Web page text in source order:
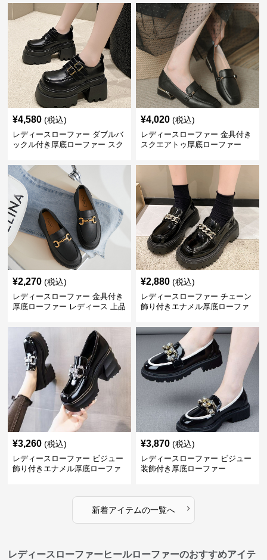
¥4,580 (税込)
レディースローファー ダブルバ
ックル付き厚底ローファー スク
¥4,020 (税込)
レディースローファー 金具付き
スクエアトゥ厚底ローファー
¥2,270 (税込)
レディースローファー 金具付き
厚底ローファー レディース 上品
¥2,880 (税込)
レディースローファー チェーン
飾り付きエナメル厚底ローファ
¥3,260 (税込)
レディースローファー ビジュー
飾り付きエナメル厚底ローファ
¥3,870 (税込)
レディースローファー ビジュー
装飾付き厚底ローファー
新着アイテムの一覧へ ›
レディースローファーヒールローファーのおすすめアイテ